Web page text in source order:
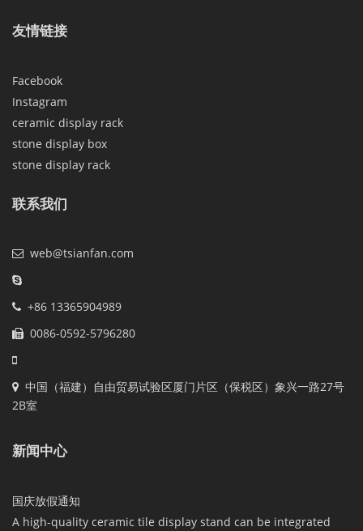
友情链接
Facebook
Instagram
ceramic display rack
stone display box
stone display rack
联系我们
web@tsianfan.com
+86 13365904989
0086-0592-5796280
中国（福建）自由贸易试验区厦门片区（保税区）象兴一路27号
2B室
新闻中心
国庆放假通知
A high-quality ceramic tile display stand can be integrated